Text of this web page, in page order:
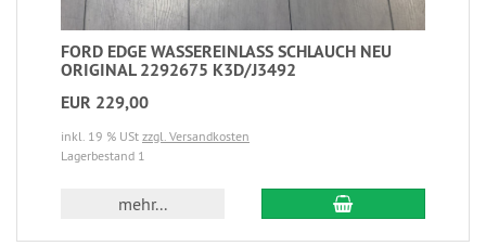
FORD EDGE WASSEREINLASS SCHLAUCH NEU
ORIGINAL 2292675 K3D/J3492
EUR 229,00
inkl. 19 % USt zzgl. Versandkosten
Lagerbestand 1
mehr...